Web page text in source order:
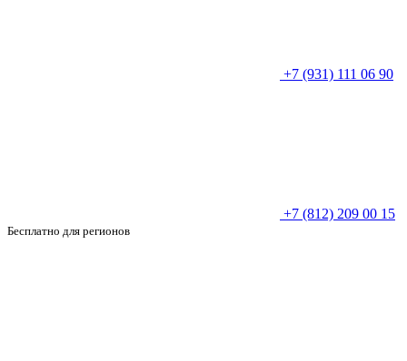
+7 (931) 111 06 90
+7 (812) 209 00 15
Бесплатно для регионов